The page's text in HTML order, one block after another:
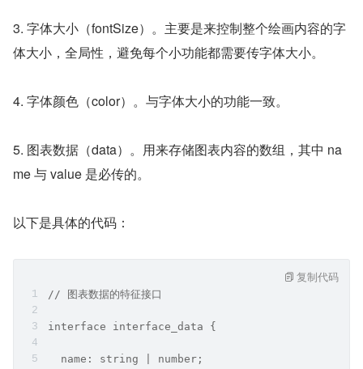
3. 字体大小（fontSize）。主要是来控制整个绘画内容的字
体大小，全局性，避免每个小功能都需要传字体大小。
4. 字体颜色（color）。与字体大小的功能一致。
5. 图表数据（data）。用来存储图表内容的数组，其中 na
me 与 value 是必传的。
以下是具体的代码：
// 图表数据的特征接口
interface interface_data {
  name: string | number;
复制代码